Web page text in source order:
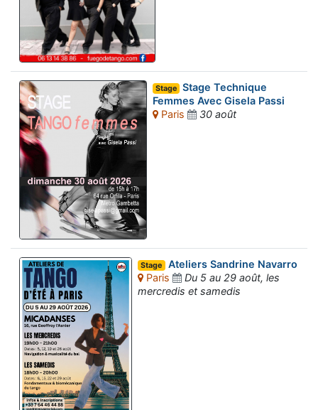
Stage
Stage Technique
Femmes Avec Gisela Passi
Paris
30 août
Stage Ateliers Sandrine Navarro
Paris
Du 5 au 29 août, les
mercredis et samedis